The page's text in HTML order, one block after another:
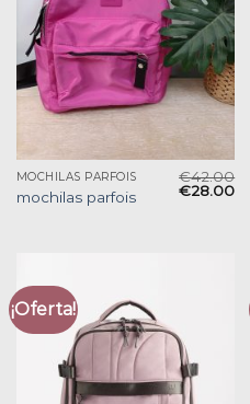
MOCHILAS PARFOIS
mochilas parfois
€42.00
€28.00
¡Oferta!